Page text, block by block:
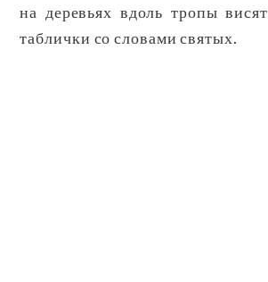
на деревьях вдоль тропы висят
таблички со словами святых.